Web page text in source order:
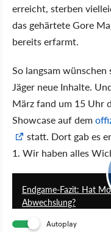
erreicht, sterben
das gehärtete Gore
bereits erfarmt.
So langsam
Jäger neue Inhalte.
März fand um 15 Uhr
Showcase auf dem
statt. Dort gab es
1. Wir haben alles
Endgame-Fazit: Hat
Abwechslung?
Autoplay